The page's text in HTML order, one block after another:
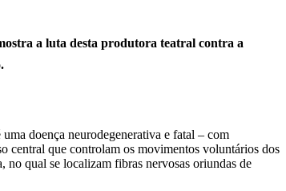
a luta desta produtora teatral contra a
doença neurodegenerativa e fatal – com
central que controlam os movimentos voluntários dos
no qual se localizam fibras nervosas oriundas de